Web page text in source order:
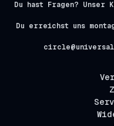
Du hast Fragen?
Du erreichst uns